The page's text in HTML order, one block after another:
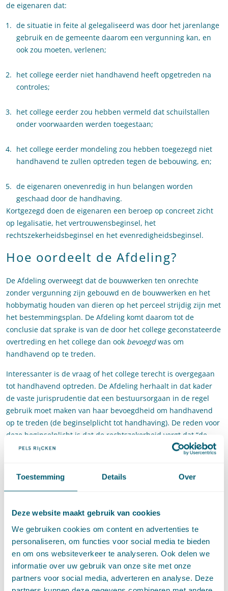
Toestemming Details Over
Deze website maakt gebruik van cookies
We gebruiken cookies om content en advertenties te
personaliseren, om functies voor social media te bieden
en om ons websiteverkeer te analyseren. Ook delen we
informatie over uw gebruik van onze site met onze
partners voor social media, adverteren en analyse. Deze
de eigenaren dat:
de situatie in feite al gelegaliseerd was door het jarenlange
gebruik en de gemeente daarom een vergunning kan, en
ook zou moeten, verlenen;
het college eerder niet handhavend heeft opgetreden na
controles;
het college eerder zou hebben vermeld dat schuilstallen
onder voorwaarden werden toegestaan;
het college eerder mondeling zou hebben toegezegd niet
handhavend te zullen optreden tegen de bebouwing, en;
de eigenaren onevenredig in hun belangen worden
geschaad door de handhaving.
Kortgezegd doen de eigenaren een beroep op concreet zicht
op legalisatie, het vertrouwensbeginsel, het
rechtszekerheidsbeginsel en het evenredigheidsbeginsel.
Hoe oordeelt de Afdeling?
De Afdeling overweegt dat de bouwwerken ten onrechte
zonder vergunning zijn gebouwd en de bouwwerken en het
hobbymatig houden van dieren op het perceel strijdig zijn met
het bestemmingsplan. De Afdeling komt daarom tot de
conclusie dat sprake is van de door het college geconstateerde
overtreding en het college dan ook bevoegdwas om
handhavend op te treden.
Interessanter is de vraag of het college terecht is overgegaan
tot handhavend optreden. De Afdeling herhaalt in dat kader
de vaste jurisprudentie dat een bestuursorgaan in de regel
gebruik moet maken van haar bevoegdheid om handhavend
op te treden (de beginselplicht tot handhaving). De reden voor
deze beginselplicht is dat de rechtszekerheid vergt dat “de
feitelijke situatie in beginsel niet afwijkt van de juridisch
dit doel met handhaving wordt bereikt.
De Afdeling overweegt dat desondanks van handhaving kan
Hierbij verwijst de Afdeling naar de eerder besproken
Harderwijk-uitspraak. De Afdeling overweegt:
“Bij de vraag of van handhavend optreden mocht worden
afgezien, moet worden beoordeeld of handhavend optreden
onevenredig is. Bij de toets aan het evenredigheidsbeginsel
geldt de maatstaf van de zogeheten Harderwijk-uitspraak